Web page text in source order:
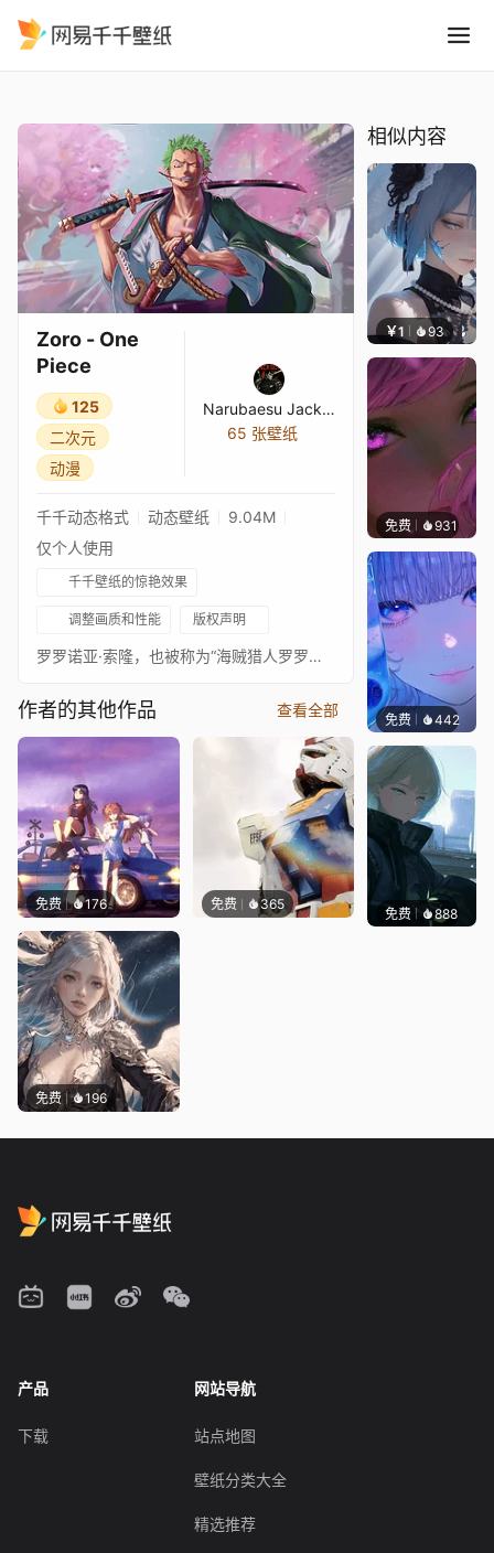
Zoro - One
Piece
125
二次元
动漫
Narubaesu Jackson
65 张壁纸
千千动态格式 动态壁纸
9.04M
仅个人使用
千千壁纸的惊艳效果
调整画质和性能 版权声明
罗罗诺亚·索隆，也被称为“海贼猎人罗罗诺亚·索隆”，是漫画 One Piece 的主要角色之一。他是第一个加入路飞船员的成员，成为船员的战斗员，也是他们的两名剑士之一，另一位是布鲁克。
作者的其他作品 查看全部
免费 176 免费 365
免费 196
相似内容
￥1 93 辰东
免费 931辰东
免费 442辰东
免费 888辰东
产品
下载
网站导航
站点地图
壁纸分类大全
精选推荐